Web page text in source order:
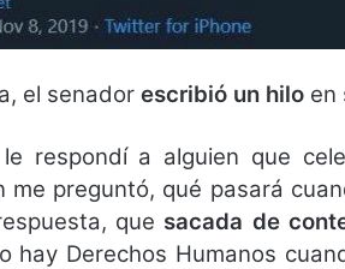
el senador escribió un hilo en
respondí a alguien que
me preguntó, qué pasará
que sacada de
hay Derechos Humanos